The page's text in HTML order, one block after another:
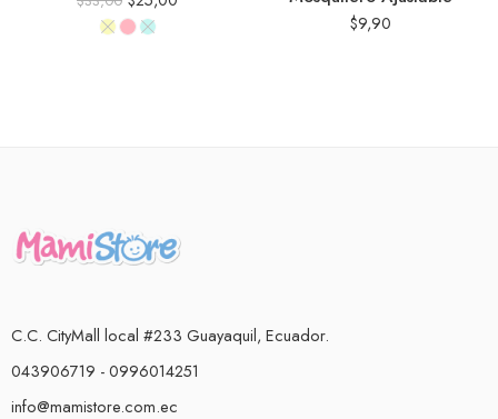
$9,90
C.C. CityMall local #233 Guayaquil, Ecuador.
043906719 - 0996014251
info@mamistore.com.ec